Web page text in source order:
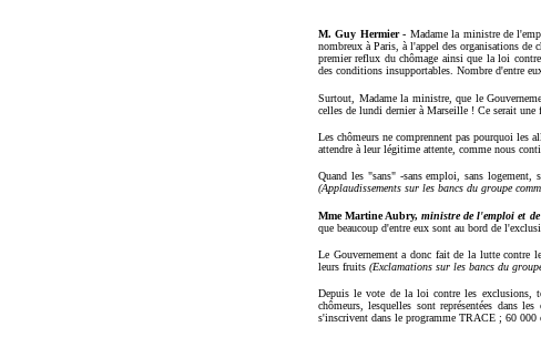
M. Guy Hermier - Madame la ministre de
nombreux à Paris, à l'appel des organisations
premier reflux du chômage ainsi que la loi
des conditions insupportables. Nombre d'entre
Surtout, Madame la ministre, que le
celles de lundi dernier à Marseille ! Ce serait une
Les chômeurs ne comprennent pas pourquoi les
attendre à leur légitime attente, comme nous
Quand les "sans" -sans emploi, sans logement,
(Applaudissements sur les bancs du groupe
Mme Martine Aubry,ministre de l'emploi et
que beaucoup d'entre eux sont au bord de
Le Gouvernement a donc fait de la lutte contre
leurs fruits (Exclamations sur les bancs du
Depuis le vote de la loi contre les exclusions,
chômeurs, lesquelles sont représentées dans
s'inscrivent dans le programme TRACE ; 60 000